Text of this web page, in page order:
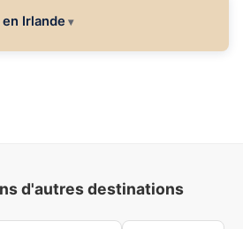
Irlande
d'autres destinations